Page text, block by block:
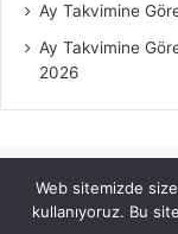
Ay Takvimine
Ay Takvimine
2026
© Copyright
Web sitemizde
kullanıyoruz. Bu